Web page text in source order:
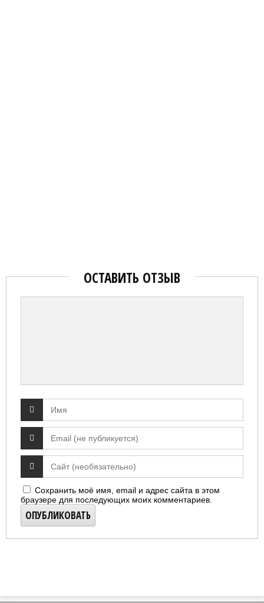
ОСТАВИТЬ ОТЗЫВ
Сохранить моё имя, email и адрес сайта в этом
браузере для последующих моих комментариев.